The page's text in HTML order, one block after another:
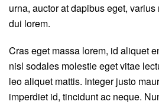
urna, auctor at dapibus eget,
dui lorem.
Cras eget massa lorem, id aliquet
nisl sodales molestie eget vitae
leo aliquet mattis. Integer justo
imperdiet id, tincidunt ac neque.